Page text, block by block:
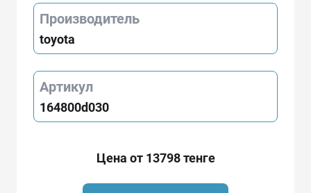
Производитель
toyota
Артикул
164800d030
Цена от 13798 тенге